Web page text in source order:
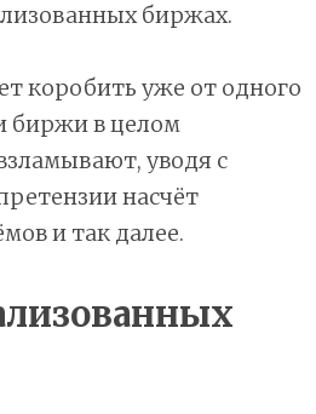
биржах.
коробить уже от одного
биржи в целом
уводя с
насчёт
и так далее.